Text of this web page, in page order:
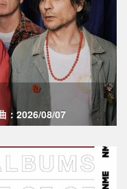
：2026/08/07